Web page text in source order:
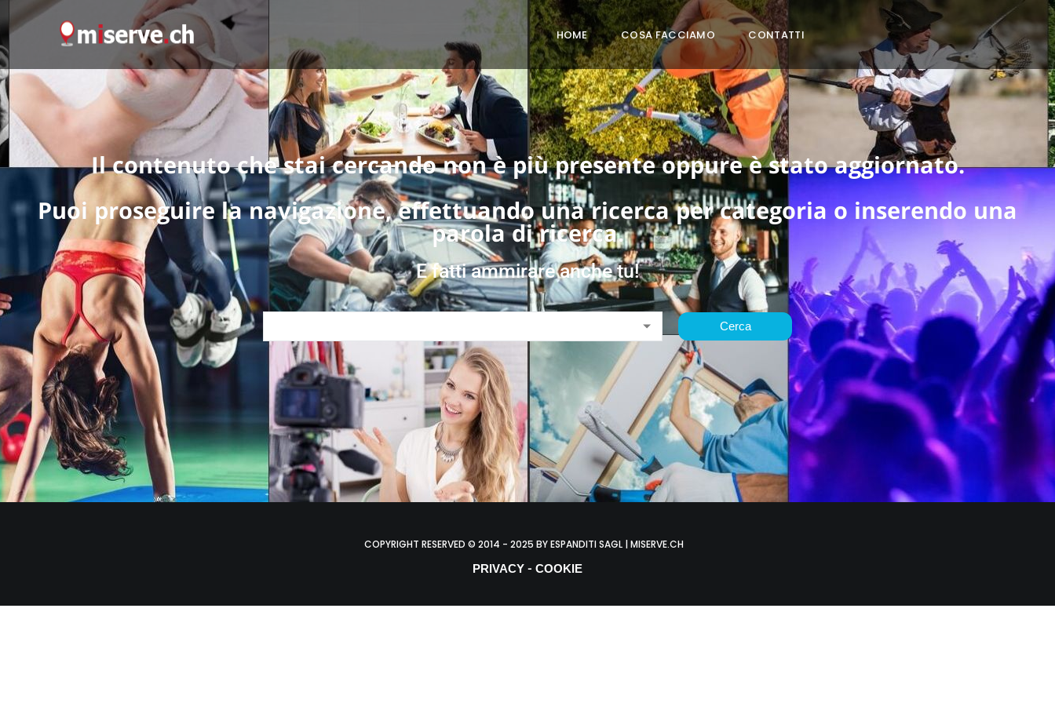
HOME COSA FACCIAMO CONTATTI
Il contenuto che stai cercando non è più presente oppure è stato aggiornato.
Puoi proseguire la navigazione, effettuando una ricerca per categoria o inserendo una
parola di ricerca.
E fatti ammirare anche tu!
Cerca
COPYRIGHT RESERVED © 2014 - 2025 BY ESPANDITI SAGL | MISERVE.CH
PRIVACY - COOKIE